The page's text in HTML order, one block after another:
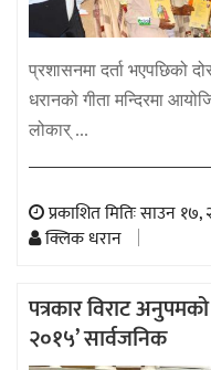
प्रशासनमा दर्ता भएपछिको
धरानको गीता मन्दिरमा
लोकार् ...
प्रकाशित मितिः साउन १७,
क्लिक धरान
पत्रकार विराट
२०१५’ सार्वजनिक